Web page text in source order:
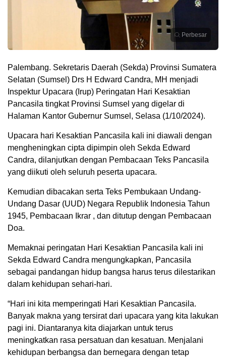
Perbesar
Palembang. Sekretaris Daerah (Sekda) Provinsi Sumatera
Selatan (Sumsel) Drs H Edward Candra, MH menjadi
Inspektur Upacara (Irup) Peringatan Hari Kesaktian
Pancasila tingkat Provinsi Sumsel yang digelar di
Halaman Kantor Gubernur Sumsel, Selasa (1/10/2024).
Upacara hari Kesaktian Pancasila kali ini diawali dengan
mengheningkan cipta dipimpin oleh Sekda Edward
Candra, dilanjutkan dengan Pembacaan Teks Pancasila
yang diikuti oleh seluruh peserta upacara.
Kemudian dibacakan serta Teks Pembukaan Undang-
Undang Dasar (UUD) Negara Republik Indonesia Tahun
1945, Pembacaan Ikrar , dan ditutup dengan Pembacaan
Doa.
Memaknai peringatan Hari Kesaktian Pancasila kali ini
Sekda Edward Candra mengungkapkan, Pancasila
sebagai pandangan hidup bangsa harus terus dilestarikan
dalam kehidupan sehari-hari.
“Hari ini kita memperingati Hari Kesaktian Pancasila.
Banyak makna yang tersirat dari upacara yang kita lakukan
pagi ini. Diantaranya kita diajarkan untuk terus
meningkatkan rasa persatuan dan kesatuan. Menjalani
kehidupan berbangsa dan bernegara dengan tetap